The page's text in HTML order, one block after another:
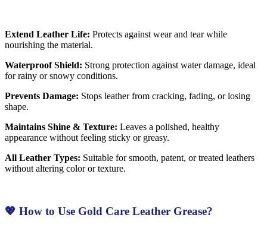
Extend Leather Life: Protects against wear and tear while
nourishing the material.
Waterproof Shield: Strong protection against water damage, ideal
for rainy or snowy conditions.
Prevents Damage: Stops leather from cracking, fading, or losing
shape.
Maintains Shine & Texture: Leaves a polished, healthy
appearance without feeling sticky or greasy.
All Leather Types: Suitable for smooth, patent, or treated leathers
without altering color or texture.
💖 How to Use Gold Care Leather Grease?